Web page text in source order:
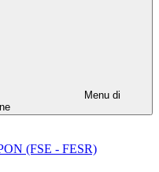
Menu di
(FSE - FESR)